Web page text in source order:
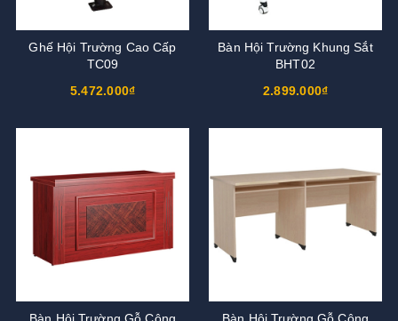
Ghế Hội Trường Cao Cấp
TC09
5.472.000₫
Bàn Hội Trường Khung Sắt
BHT02
2.899.000₫
Bàn Hội Trường Gỗ Công
Bàn Hội Trường Gỗ Công